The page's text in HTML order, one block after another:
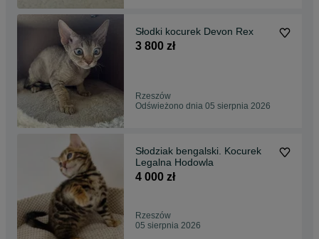
Słodki kocurek Devon Rex
3 800 zł
Rzeszów
Odświeżono dnia 05 sierpnia 2026
Słodziak bengalski. Kocurek
Legalna Hodowla
4 000 zł
Rzeszów
05 sierpnia 2026